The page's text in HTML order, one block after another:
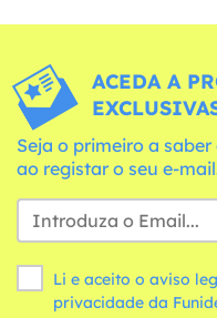
ACEDA A
Seja o primeiro a
ao registar o seu e-
Li e aceito o aviso
privacidade da